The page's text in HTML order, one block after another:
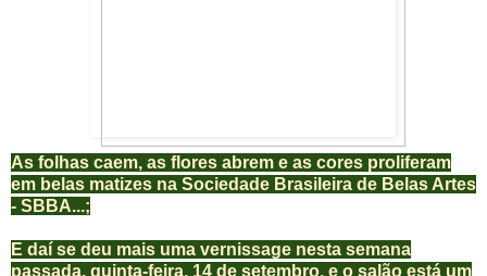
As folhas caem, as flores abrem e as cores proliferam
em belas matizes na Sociedade Brasileira de Belas Artes
- SBBA...;
E daí se deu mais uma vernissage nesta semana
passada, quinta-feira, 14 de setembro, e o salão está um